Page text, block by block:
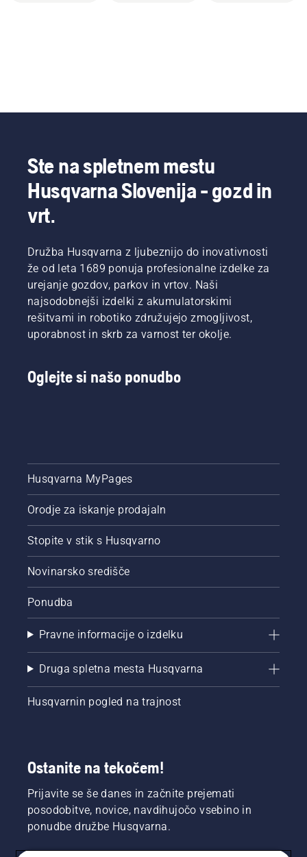
Ste na spletnem mestu
Husqvarna Slovenija - gozd in
vrt.
Družba Husqvarna z ljubeznijo do inovativnosti
že od leta 1689 ponuja profesionalne izdelke za
urejanje gozdov, parkov in vrtov. Naši
najsodobnejši izdelki z akumulatorskimi
rešitvami in robotiko združujejo zmogljivost,
uporabnost in skrb za varnost ter okolje.
Oglejte si našo ponudbo
Husqvarna MyPages
Orodje za iskanje prodajaln
Stopite v stik s Husqvarno
Novinarsko središče
Ponudba
Pravne informacije o izdelku
Druga spletna mesta Husqvarna
Husqvarnin pogled na trajnost
Ostanite na tekočem!
Prijavite se še danes in začnite prejemati
posodobitve, novice, navdihujočo vsebino in
ponudbe družbe Husqvarna.